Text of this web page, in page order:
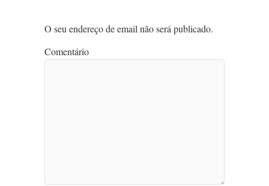
O seu endereço de email não será publicado.
Comentário